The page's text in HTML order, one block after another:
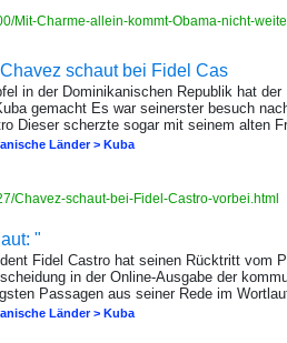
Mit-Charme-allein-kommt-Obama-nicht-
schaut bei Fidel Cas
in der Dominikanischen Republik hat
gemacht Es war seinerster besuch
Dieser scherzte sogar mit seinem alten
Länder > Kuba
Chavez-schaut-bei-Fidel-Castro-vorbei.html
"
Fidel Castro hat seinen Rücktritt vom
in der Online-Ausgabe der
Passagen aus seiner Rede im
Länder > Kuba